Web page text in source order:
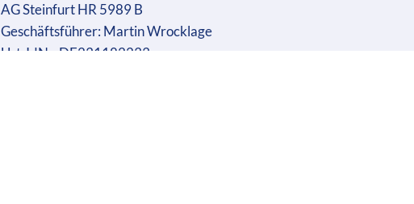
AG Steinfurt HR 5989 B
Geschäftsführer: Martin Wrocklage
Ust-IdNr. DE231182233